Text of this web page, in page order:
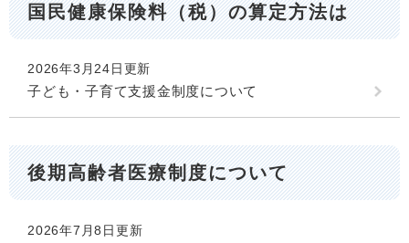
国民健康保険料（税）の算定方法は
2026年3月24日更新
子ども・子育て支援金制度について
後期高齢者医療制度について
2026年7月8日更新